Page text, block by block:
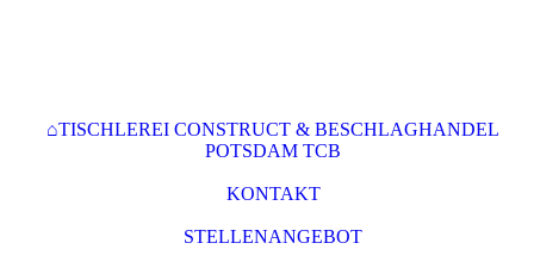
⌂TISCHLEREI CONSTRUCT & BESCHLAGHANDEL
POTSDAM TCB
KONTAKT
STELLENANGEBOT